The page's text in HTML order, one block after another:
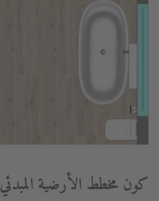
كون مخطط الأرضية المبدئي